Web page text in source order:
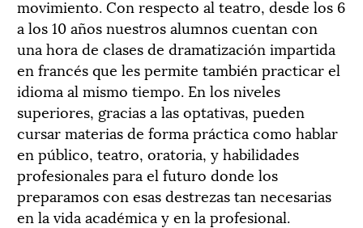
movimiento. Con respecto al teatro, desde los 6
a los 10 años nuestros alumnos cuentan con
una hora de clases de dramatización impartida
en francés que les permite también practicar el
idioma al mismo tiempo. En los niveles
superiores, gracias a las optativas, pueden
cursar materias de forma práctica como hablar
en público, teatro, oratoria, y habilidades
profesionales para el futuro donde los
preparamos con esas destrezas tan necesarias
en la vida académica y en la profesional.